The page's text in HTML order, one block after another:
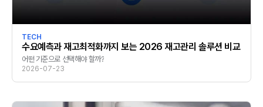
TECH
수요예측과 재고최적화까지 보는 2026 재고관리 솔루션 비교
어떤 기준으로 선택해야 할까?
2026-07-23